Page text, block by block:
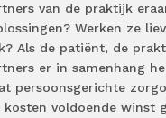
van de praktijk
Werken ze
Als de patiënt, de
er in samenhang
persoonsgerichte
kosten voldoende winst